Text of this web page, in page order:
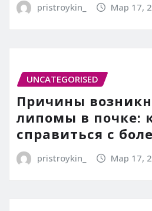
pristroykin_ Мар 17,
UNCATEGORISED
Причины
липомы в почке:
справиться с
pristroykin_ Мар 17,